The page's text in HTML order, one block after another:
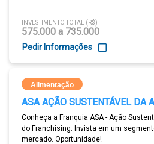
INVESTIMENTO TOTAL (R$)
575.000 a 735.000
Pedir Informações
Alimentação
ASA AÇÃO SUSTENTÁVEL DA
Conheça a Franquia ASA - Ação
do Franchising. Invista em um
mercado. Oportunidade!